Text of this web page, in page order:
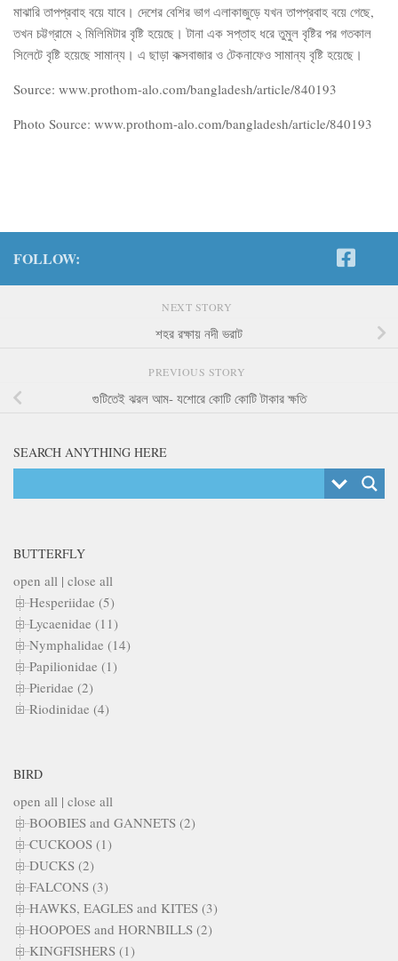
মাঝারি তাপপ্রবাহ বয়ে যাবে। দেশের বেশির ভাগ এলাকাজুড়ে যখন তাপপ্রবাহ বয়ে গেছে,
তখন চট্টগ্রামে ২ মিলিমিটার বৃষ্টি হয়েছে। টানা এক সপ্তাহ ধরে তুমুল বৃষ্টির পর গতকাল
সিলেটে বৃষ্টি হয়েছে সামান্য। এ ছাড়া কক্সবাজার ও টেকনাফেও সামান্য বৃষ্টি হয়েছে।
Source: www.prothom-alo.com/bangladesh/article/840193
Photo Source: www.prothom-alo.com/bangladesh/article/840193
FOLLOW:
NEXT STORY
শহর রক্ষায় নদী ভরাট
PREVIOUS STORY
গুটিতেই ঝরল আম- যশোরে কোটি কোটি টাকার ক্ষতি
SEARCH ANYTHING HERE
BUTTERFLY
open all | close all
Hesperiidae (5)
Lycaenidae (11)
Nymphalidae (14)
Papilionidae (1)
Pieridae (2)
Riodinidae (4)
BIRD
open all | close all
BOOBIES and GANNETS (2)
CUCKOOS (1)
DUCKS (2)
FALCONS (3)
HAWKS, EAGLES and KITES (3)
HOOPOES and HORNBILLS (2)
KINGFISHERS (1)